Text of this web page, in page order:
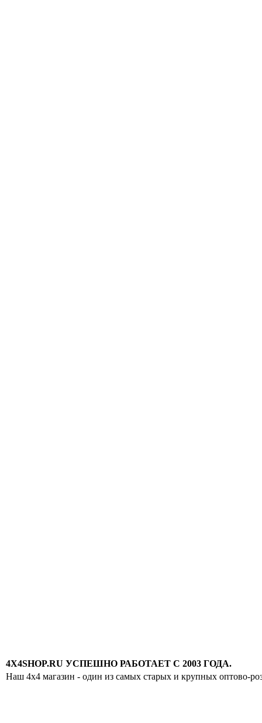
4X4SHOP.RU УСПЕШНО РАБОТАЕТ С 2003 ГОДА.
Наш 4x4 магазин - один из самых старых и крупных оптово-